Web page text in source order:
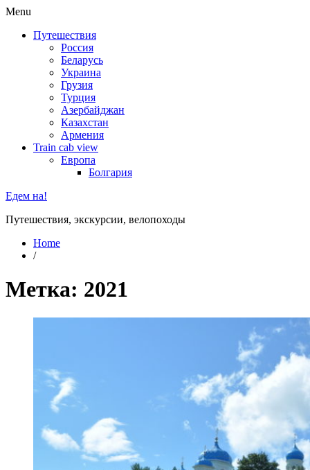
Menu
Путешествия
Россия
Беларусь
Украина
Грузия
Турция
Азербайджан
Казахстан
Армения
Train cab view
Европа
Болгария
Едем на!
Путешествия, экскурсии, велопоходы
Home
/
Метка: 2021